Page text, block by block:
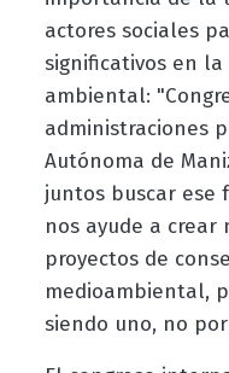
actores sociales
significativos en la
ambiental:
administraciones
Autónoma de
juntos buscar ese
nos ayude a crear
proyectos de
medioambiental,
siendo uno, no